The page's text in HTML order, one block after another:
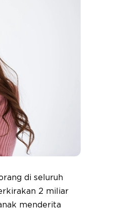
di seluruh
2 miliar
menderita